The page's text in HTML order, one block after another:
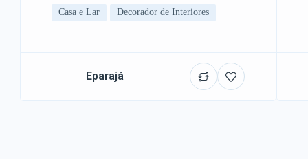
Casa e Lar Decorador de Interiores
Eparajá